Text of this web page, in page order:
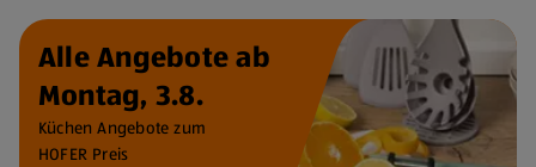
Alle Angebote ab
Montag, 3.8.
Küchen Angebote zum
HOFER Preis